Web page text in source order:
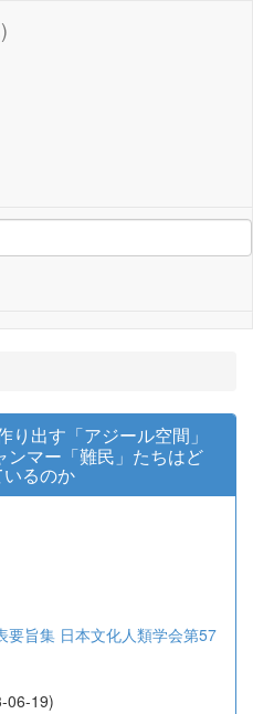
り出す「アジール空間」
マー「難民」たちはど
るのか
要旨集 日本文化人類学会第57
06-19)